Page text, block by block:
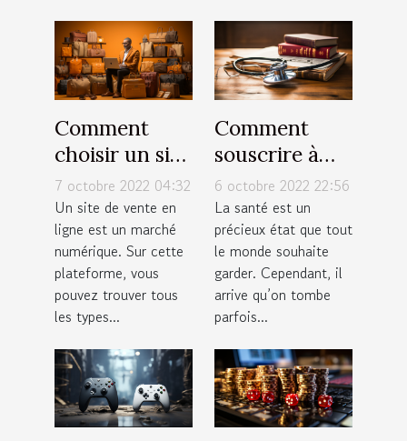
Comment
choisir un site
de vente en
ligne ?
7 octobre 2022 04:32
Un site de vente en
ligne est un marché
numérique. Sur cette
plateforme, vous
pouvez trouver tous
les types...
Comment
souscrire à
une bonne
assurance
santé ?
6 octobre 2022 22:56
La santé est un
précieux état que tout
le monde souhaite
garder. Cependant, il
arrive qu’on tombe
parfois...